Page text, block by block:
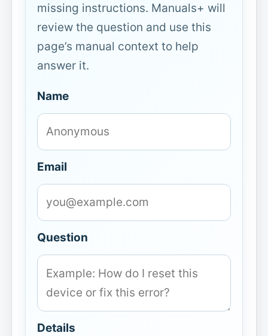
missing instructions. Manuals+ will
review the question and use this
page’s manual context to help
answer it.
Name
Email
Question
Details